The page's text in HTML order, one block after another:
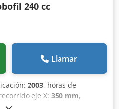
240 cc
Llamar
2003, horas de
eje X: 350 mm,
, recorrido del eje Z: